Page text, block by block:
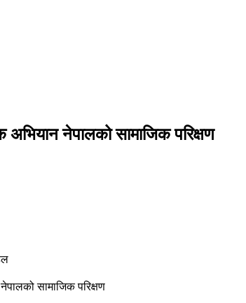
नेपालको सामाजिक परिक्षण